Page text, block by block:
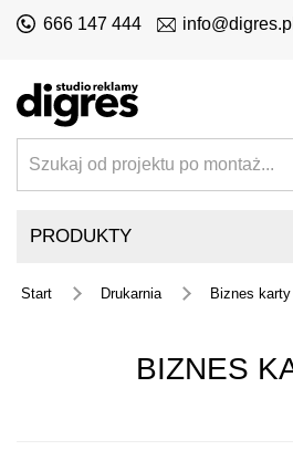
666 147 444 info@digres.pl
PRODUKTY
Start Drukarnia Biznes karty
BIZNES